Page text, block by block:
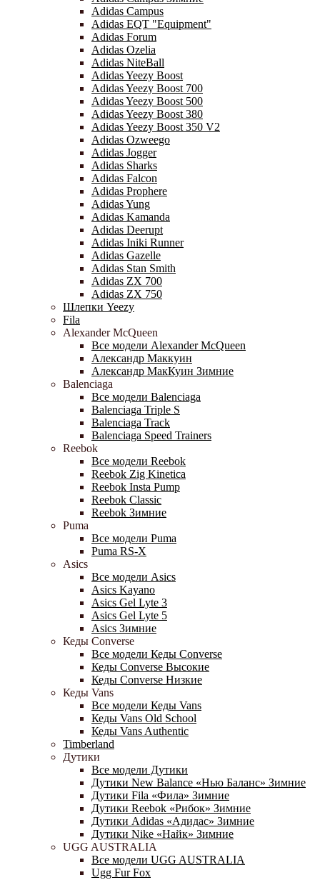
Adidas Campus
Adidas EQT "Equipment"
Adidas Forum
Adidas Ozelia
Adidas NiteBall
Adidas Yeezy Boost
Adidas Yeezy Boost 700
Adidas Yeezy Boost 500
Adidas Yeezy Boost 380
Adidas Yeezy Boost 350 V2
Adidas Ozweego
Adidas Jogger
Adidas Sharks
Adidas Falcon
Adidas Prophere
Adidas Yung
Adidas Kamanda
Adidas Deerupt
Adidas Iniki Runner
Adidas Gazelle
Adidas Stan Smith
Adidas ZX 700
Adidas ZX 750
Шлепки Yeezy
Fila
Alexander McQueen
Все модели Alexander McQueen
Александр Маккуин
Александр МакКуин Зимние
Balenciaga
Все модели Balenciaga
Balenciaga Triple S
Balenciaga Track
Balenciaga Speed Trainers
Reebok
Все модели Reebok
Reebok Zig Kinetica
Reebok Insta Pump
Reebok Classic
Reebok Зимние
Puma
Все модели Puma
Puma RS-X
Asics
Все модели Asics
Asics Kayano
Asics Gel Lyte 3
Asics Gel Lyte 5
Asics Зимние
Кеды Converse
Все модели Кеды Converse
Кеды Converse Высокие
Кеды Converse Низкие
Кеды Vans
Все модели Кеды Vans
Кеды Vans Old School
Кеды Vans Authentic
Timberland
Дутики
Все модели Дутики
Дутики New Balance «Нью Баланс» Зимние
Дутики Fila «Фила» Зимние
Дутики Reebok «Рибок» Зимние
Дутики Adidas «Адидас» Зимние
Дутики Nike «Найк» Зимние
UGG AUSTRALIA
Все модели UGG AUSTRALIA
Ugg Fur Fox